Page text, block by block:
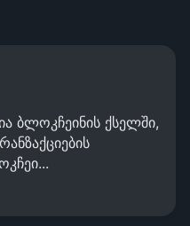
ბლოკჩეინის ქსელში,